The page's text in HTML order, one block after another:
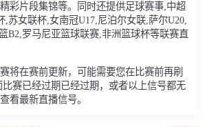
彩片段集锦等。同时还提供足球赛事,中超
,苏女联杯,女南冠U17,尼泊尔女联,萨尔U20,
B2,罗马尼亚篮球联赛,非洲篮球杯等联赛直
将在赛前更新，可能需要您在比赛前再刷
赛已经过期已经过期，或者以上信号都无
看最新直播信号。